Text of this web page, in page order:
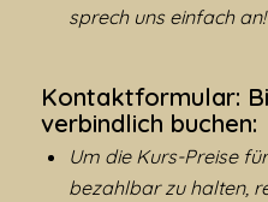
sprech uns einfach an!
Kontaktformular:
verbindlich buchen:
Um die Kurs-Preise
bezahlbar zu halten,